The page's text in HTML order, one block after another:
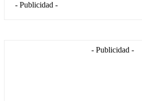
- Publicidad -
- Publicidad -